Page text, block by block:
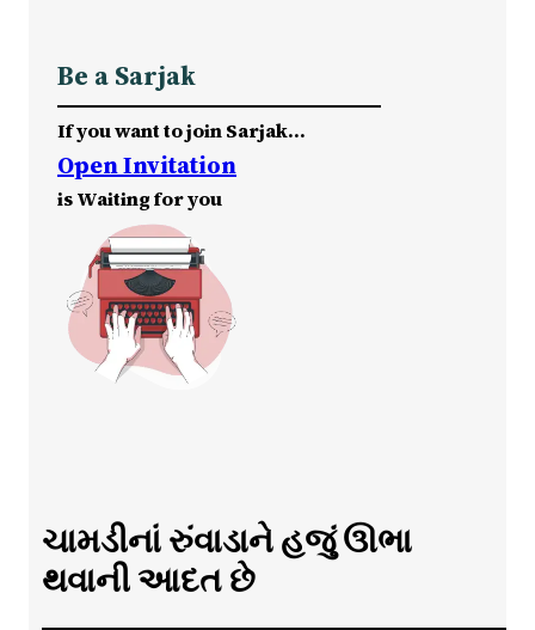
Be a Sarjak
If you want to join Sarjak…
Open Invitation
is Waiting for you
ચામડીનાં રુંવાડાને હજું ઊભા
થવાની આદત છે